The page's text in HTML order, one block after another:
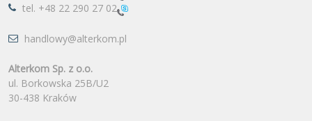
tel. +48 22 290 27 02
handlowy@alterkom.pl
Alterkom Sp. z o.o.
ul. Borkowska 25B/U2
30-438 Kraków